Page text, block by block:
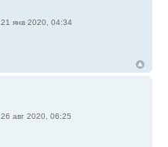
21 янв 2020, 04:34
26 авг 2020, 06:25